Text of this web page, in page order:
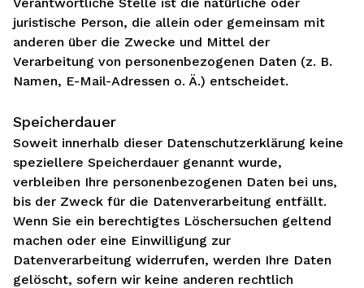
juristische Person, die allein oder gemeinsam mit
anderen über die Zwecke und Mittel der
Verarbeitung von personenbezogenen Daten (z. B.
Namen, E-Mail-Adressen o. Ä.) entscheidet.
Speicherdauer
Soweit innerhalb dieser Datenschutzerklärung keine
speziellere Speicherdauer genannt wurde,
verbleiben Ihre personenbezogenen Daten bei uns,
bis der Zweck für die Datenverarbeitung entfällt.
Wenn Sie ein berechtigtes Löschersuchen geltend
machen oder eine Einwilligung zur
Datenverarbeitung widerrufen, werden Ihre Daten
gelöscht, sofern wir keine anderen rechtlich